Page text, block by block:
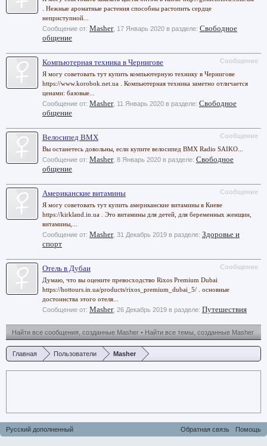
. Нежные ароматные растения способны растопить сердце
неприступной...
Сообщение от: Masher, 17 Январь 2020 в разделе: Свободное
общение
Сообщение
Компьютерная техника в Чернигове
Я могу советовать тут купить компьютерную технику в Чернигове
https://www.korobok.net.ua . Компьютерная техника заметно отличается
ценами: базовые...
Сообщение от: Masher, 11 Январь 2020 в разделе: Свободное
общение
Сообщение
Велосипед BMX
Вы останетесь довольны, если купите велосипед BMX Radio SAIKO...
Сообщение от: Masher, 8 Январь 2020 в разделе: Свободное
общение
Сообщение
Американские витамины
Я могу советовать тут купить американские витамины в Киеве
https://kirkland.in.ua . Это витамины для детей, для беременных женщин,
витамины,...
Сообщение от: Masher, 31 Декабрь 2019 в разделе: Здоровье и
спорт
Сообщение
Отель в Дубаи
Думаю, что вы оцените превосходство Rixos Premium Dubai
https://hottours.in.ua/products/rixos_premium_dubai_5/ . основные
достоинства этого отеля...
Сообщение от: Masher, 26 Декабрь 2019 в разделе: Путешествия
Найти все сообщения, созданные Masher Найти все темы, созданные Masher
Главная Пользователи Masher
Русский дополненный Обратная связь Помощь